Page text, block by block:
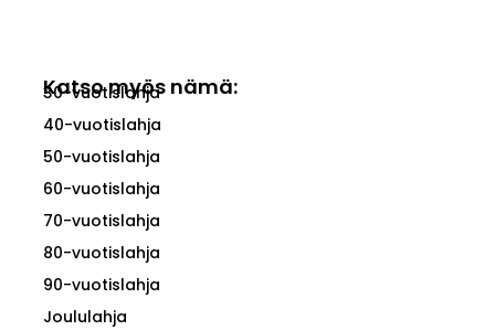
Katso myös nämä:
30-vuotislahja
40-vuotislahja
50-vuotislahja
60-vuotislahja
70-vuotislahja
80-vuotislahja
90-vuotislahja
Joululahja